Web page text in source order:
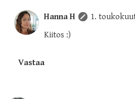
Hanna H
1.
Kiitos :)
Vastaa